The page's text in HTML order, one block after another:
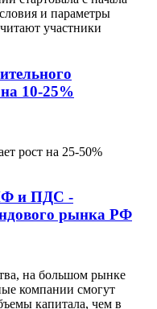
и параметры
участники
10-25%
рост на 25-50%
и ПДС -
рынка РФ
на большом рынке
компании смогут
капитала, чем в